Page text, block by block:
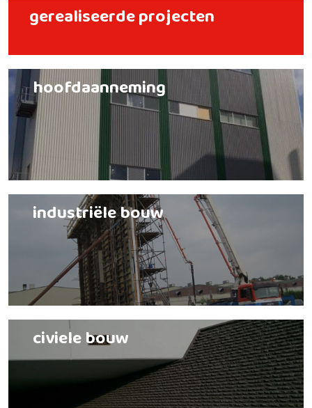
gerealiseerde projecten
hoofdaanneming
industriële bouw
civiele bouw